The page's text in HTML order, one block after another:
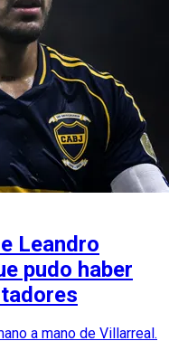
Leandro
pudo haber
a mano de Villarreal.